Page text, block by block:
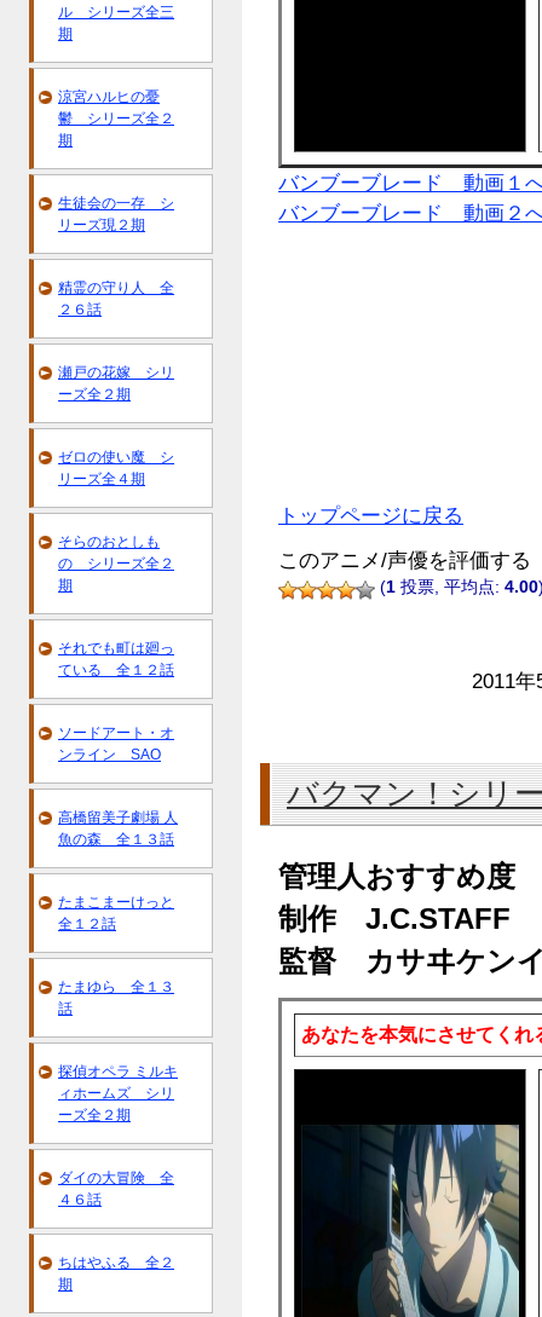
バンブーブレード 動画１
バンブーブレード 動画２
トップページに戻る
このアニメ/声優を評価する
(1 投票, 平均点: 4.00
2011
バクマン！シリ
管理人おすす
制作 J.C.STAFF
監督 カサヰケン
あなたを本気にさせてくれ
ル シリーズ全三
期
涼宮ハルヒの憂
鬱 シリーズ全２
期
生徒会の一存 シ
リーズ現２期
精霊の守り人 全
２６話
瀬戸の花嫁 シリ
ーズ全２期
ゼロの使い魔 シ
リーズ全４期
そらのおとしも
の シリーズ全２
期
それでも町は廻っ
ている 全１２話
ソードアート・オ
ンライン SAO
高橋留美子劇場 人
魚の森 全１３話
たまこまーけっと
全１２話
たまゆら 全１３
話
探偵オペラ ミルキ
ィホームズ シリ
ーズ全２期
ダイの大冒険 全
４６話
ちはやふる 全２
期